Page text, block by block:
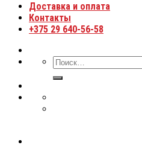
Доставка и оплата
Контакты
+375 29 640-56-58